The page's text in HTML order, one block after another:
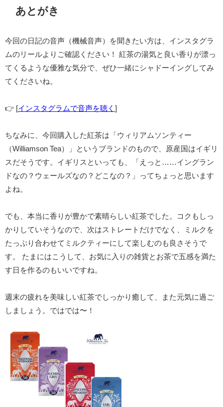
あとがき
今回の日記の音声（機械音声）を聞きたい方は、インスタグラ
ムのリールよりご確認ください！ 紅茶の湯気と良い香りが漂っ
てくるような優雅な気分で、ぜひ一緒にシャドーイングしてみ
てくださいね。
👉 [インスタグラムで音声を聴く ]
ちなみに、今回購入した紅茶は「ウィリアムソンティー
（Williamson Tea）」というブランドのもので、原産国はイギリ
スだそうです。イギリスといっても、「えっと……イングラン
ドなの？ウェールズなの？どこなの？」ってちょっと思います
よね。
でも、本当に香りが豊かで素晴らしい紅茶でした。コクもしっ
かりしていそうなので、次はストレートだけでなく、ミルクを
たっぷり合わせてミルクティーにして楽しむのも良さそうで
す。 たまにはこうして、お気に入りの雑貨とお茶で五感を満た
す日を作るのもいいですね。
週末の疲れを美味しい紅茶でしっかり癒して、また元気に過ご
しましょう。ではでは〜！